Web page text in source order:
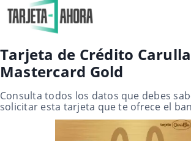
Tarjeta de Crédito Carulla
Mastercard Gold
Consulta todos los datos que debes
solicitar esta tarjeta que te ofrece el